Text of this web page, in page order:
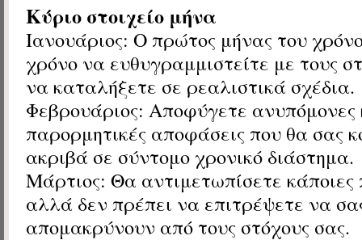
Κύριο στοιχείο μήνα
Ιανουάριος: Ο πρώτος μήνας του
χρόνο να ευθυγραμμιστείτε με τους
να καταλήξετε σε ρεαλιστικά σχέδια.
Φεβρουάριος: Αποφύγετε ανυπόμονες
παρορμητικές αποφάσεις που θα σας
ακριβά σε σύντομο χρονικό διάστημα.
Μάρτιος: Θα αντιμετωπίσετε κάποιες
αλλά δεν πρέπει να επιτρέψετε να
απομακρύνουν από τους στόχους σας.